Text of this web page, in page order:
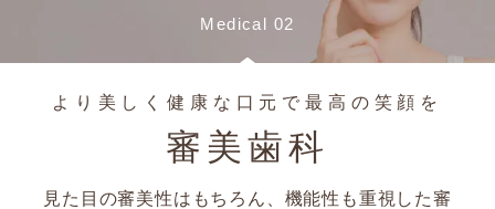
Medical 02
より美しく健康な口元で最高の笑顔を
審美歯科
見た目の審美性はもちろん、機能性も重視した審